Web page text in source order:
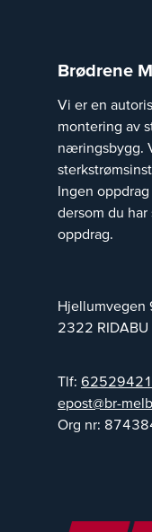
Brødrene
Vi er en
montering av
næringsbygg.
Ingen
dersom du
oppdrag.
Hjellumvegen
2322 RIDABU
Tlf: 62529421
on.yblem-
Org nr: